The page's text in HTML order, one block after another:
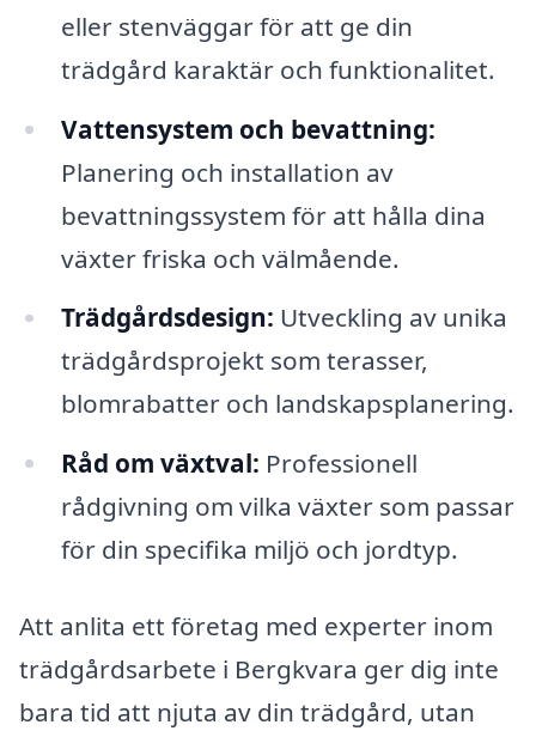
eller stenväggar för att ge din
trädgård karaktär och funktionalitet.
Vattensystem och bevattning:
Planering och installation av
bevattningssystem för att hålla dina
växter friska och välmående.
Trädgårdsdesign: Utveckling av unika
trädgårdsprojekt som terasser,
blomrabatter och landskapsplanering.
Råd om växtval: Professionell
rådgivning om vilka växter som passar
för din specifika miljö och jordtyp.
Att anlita ett företag med experter inom
trädgårdsarbete i Bergkvara ger dig inte
bara tid att njuta av din trädgård, utan